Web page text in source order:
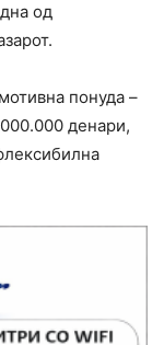
од
понуда –
денари,